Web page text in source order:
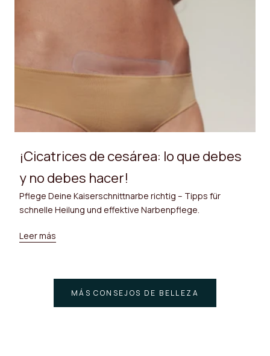
¡Cicatrices de cesárea: lo que debes
y no debes hacer!
Pflege Deine Kaiserschnittnarbe richtig – Tipps für
schnelle Heilung und effektive Narbenpflege.
Leer más
MÁS CONSEJOS DE BELLEZA